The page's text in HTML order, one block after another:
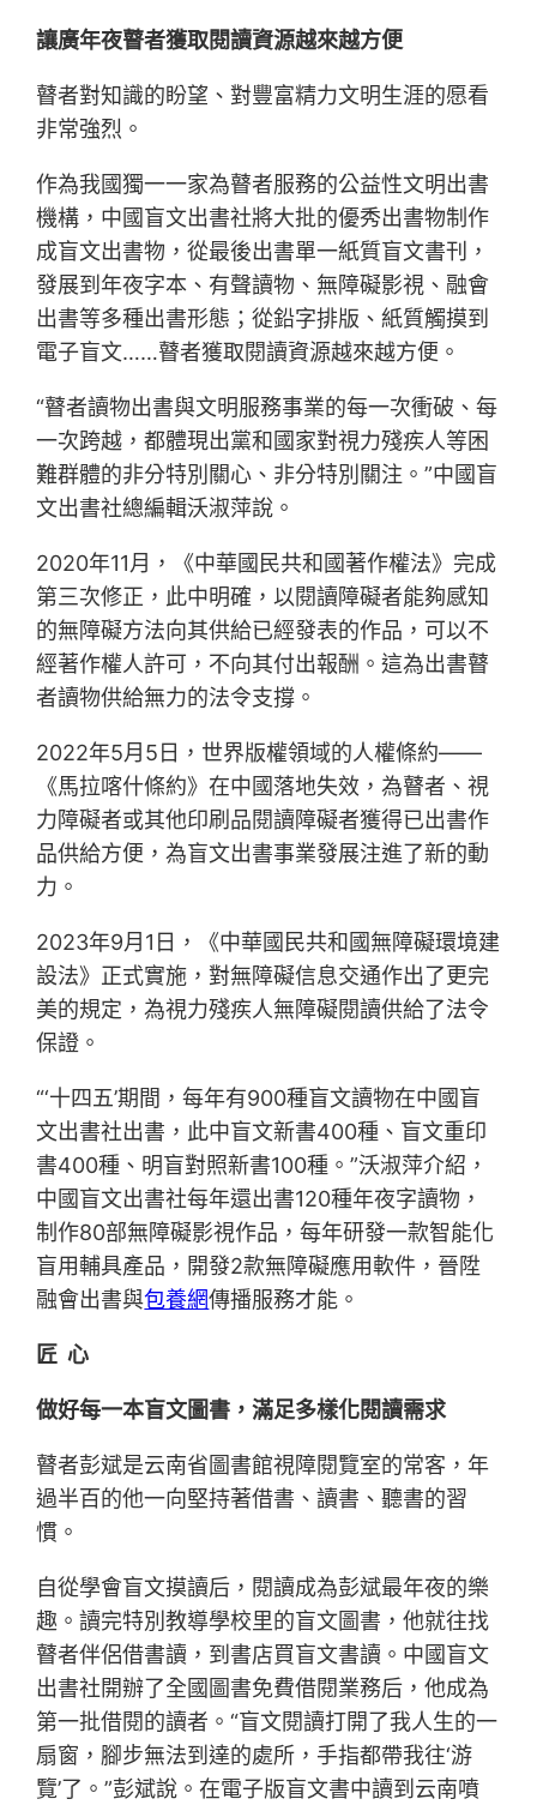
讓廣年夜瞽者獲取閱讀資源越來越方便
瞽者對知識的盼望、對豐富精力文明生涯的愿看
非常強烈。
作為我國獨一一家為瞽者服務的公益性文明出書
機構，中國盲文出書社將大批的優秀出書物制作
成盲文出書物，從最後出書單一紙質盲文書刊，
發展到年夜字本、有聲讀物、無障礙影視、融會
出書等多種出書形態；從鉛字排版、紙質觸摸到
電子盲文……瞽者獲取閱讀資源越來越方便。
“瞽者讀物出書與文明服務事業的每一次衝破、每
一次跨越，都體現出黨和國家對視力殘疾人等困
難群體的非分特別關心、非分特別關注。”中國盲
文出書社總編輯沃淑萍說。
2020年11月，《中華國民共和國著作權法》完成
第三次修正，此中明確，以閱讀障礙者能夠感知
的無障礙方法向其供給已經發表的作品，可以不
經著作權人許可，不向其付出報酬。這為出書瞽
者讀物供給無力的法令支撐。
2022年5月5日，世界版權領域的人權條約——
《馬拉喀什條約》在中國落地失效，為瞽者、視
力障礙者或其他印刷品閱讀障礙者獲得已出書作
品供給方便，為盲文出書事業發展注進了新的動
力。
2023年9月1日，《中華國民共和國無障礙環境建
設法》正式實施，對無障礙信息交通作出了更完
美的規定，為視力殘疾人無障礙閱讀供給了法令
保證。
“‘十四五’期間，每年有900種盲文讀物在中國盲
文出書社出書，此中盲文新書400種、盲文重印
書400種、明盲對照新書100種。”沃淑萍介紹，
中國盲文出書社每年還出書120種年夜字讀物，
制作80部無障礙影視作品，每年研發一款智能化
盲用輔具產品，開發2款無障礙應用軟件，晉陞
融會出書與包養網傳播服務才能。
匠 心
做好每一本盲文圖書，滿足多樣化閱讀需求
瞽者彭斌是云南省圖書館視障閱覽室的常客，年
過半百的他一向堅持著借書、讀書、聽書的習
慣。
自從學會盲文摸讀后，閱讀成為彭斌最年夜的樂
趣。讀完特別教導學校里的盲文圖書，他就往找
瞽者伴侶借書讀，到書店買盲文書讀。中國盲文
出書社開辦了全國圖書免費借閱業務后，他成為
第一批借閱的讀者。“盲文閱讀打開了我人生的一
扇窗，腳步無法到達的處所，手指都帶我往‘游
覽’了。”彭斌說。在電子版盲文書中讀到云南噴